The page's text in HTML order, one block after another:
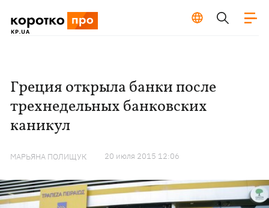
Греция открыла банки после
трехнедельных банковских
каникул
МАРЬЯНА ПОЛИЩУК 20 июля 2015 12:06